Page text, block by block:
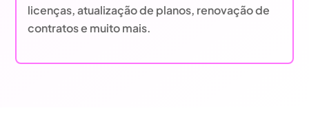
licenças, atualização de planos, renovação de
contratos e muito mais.